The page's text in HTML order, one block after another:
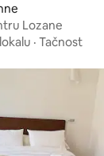
Lozane
· Tačnost